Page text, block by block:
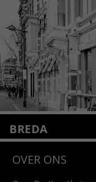
Lees meer
BREDA
4818 SB Breda
OVER ONS